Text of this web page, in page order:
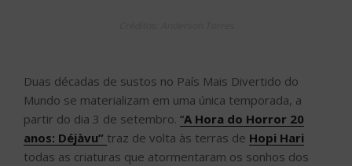
Duas décadas de sustos no País Mais Divertido do
Mundo se materializam em uma única temporada, a
partir do dia 3 de setembro. “A Hora do Horror 20
anos: Déjàvu” traz de volta às terras de Hopi Hari
todas as criaturas que atormentaram os sonhos dos